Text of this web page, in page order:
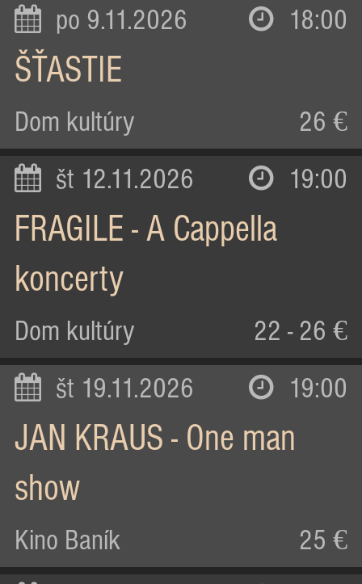
po 9.11.2026 18:00
ŠŤASTIE
Dom kultúry 26 €
št 12.11.2026 19:00
FRAGILE - A Cappella
koncerty
Dom kultúry 22 - 26 €
št 19.11.2026 19:00
JAN KRAUS - One man
show
Kino Baník 25 €